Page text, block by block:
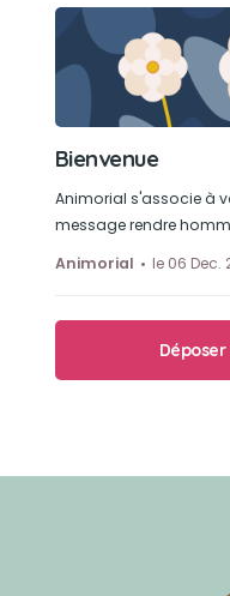
Bienvenue
Animorial s'associe à
message rendre
Animorial
le 06 Dec.